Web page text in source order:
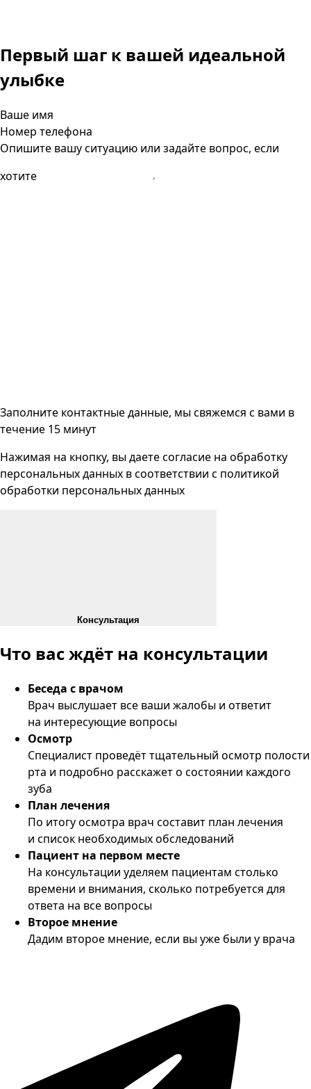
Первый шаг к вашей идеальной
улыбке
Ваше имя
Номер телефона
Опишите вашу ситуацию или задайте вопрос, если
хотите
Заполните контактные данные, мы свяжемся с вами в
течение 15 минут
Нажимая на кнопку, вы даете согласие на обработку
персональных данных в соответствии с политикой
обработки персональных данных
Консультация
Что вас ждёт на консультации
Беседа с врачом
Врач выслушает все ваши жалобы и ответит
на интересующие вопросы
Осмотр
Специалист проведёт тщательный осмотр полости
рта и подробно расскажет о состоянии каждого
зуба
План лечения
По итогу осмотра врач составит план лечения
и список необходимых обследований
Пациент на первом месте
На консультации уделяем пациентам столько
времени и внимания, сколько потребуется для
ответа на все вопросы
Второе мнение
Дадим второе мнение, если вы уже были у врача